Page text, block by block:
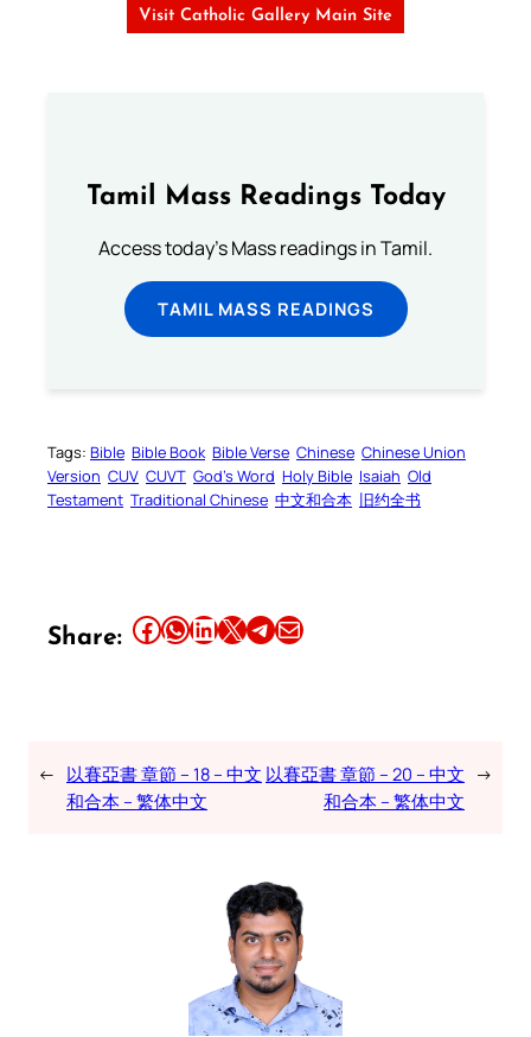
Visit Catholic Gallery Main Site
Tamil Mass Readings Today
Access today's Mass readings in Tamil.
TAMIL MASS READINGS
Tags: Bible Bible Book Bible Verse Chinese Chinese Union
Version CUV CUVT God’s Word Holy Bible Isaiah Old
Testament Traditional Chinese 中文和合本 旧约全书
Share: Share this article on Facebook Share this article on WhatsApp Share this article on LinkedIn Share this article on X Share this article on TelegramEmail this Article
← 以賽亞書 章節 – 18 – 中文
和合本 – 繁体中文
以賽亞書 章節 – 20 – 中文
和合本 – 繁体中文
→